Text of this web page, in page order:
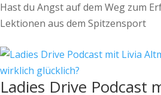
Hast du Angst auf dem Weg zum
Lektionen aus dem Spitzensport
Ladies Drive Podcast